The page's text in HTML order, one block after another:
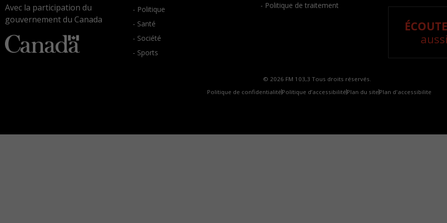
Avec la participation du
gouvernement du Canada
- Politique
- Santé
- Société
- Sports
- Politique de traitement
© 2026 FM 103,3 Tous droits réservés.
Politique de confidentialité Politique d’accessibilité Plan du site Plan d'accessibilite